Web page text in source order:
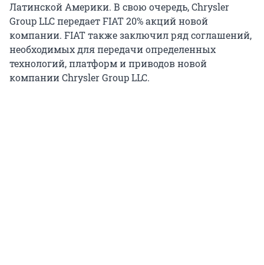
Латинской Америки. В свою очередь, Chrysler
Group LLC передает FIAT 20% акций новой
компании. FIAT также заключил ряд соглашений,
необходимых для передачи определенных
технологий, платформ и приводов новой
компании Chrysler Group LLC.